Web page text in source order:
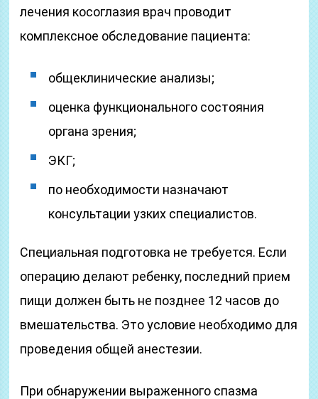
лечения косоглазия врач проводит
комплексное обследование пациента:
общеклинические анализы;
оценка функционального состояния
органа зрения;
ЭКГ;
по необходимости назначают
консультации узких специалистов.
Специальная подготовка не требуется. Если
операцию делают ребенку, последний прием
пищи должен быть не позднее 12 часов до
вмешательства. Это условие необходимо для
проведения общей анестезии.
При обнаружении выраженного спазма